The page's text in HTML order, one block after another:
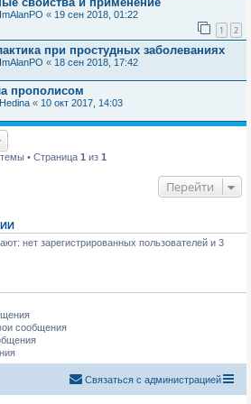
ImAlanPO « 19 сен 2018, 01:22
1 2
при простудных заболеваниях
ImAlanPO « 18 сен 2018, 17:42
прополисом
Hedina « 10 окт 2017, 14:03
• Страница 1 из 1
Перейти
нет зарегистрированных пользователей и 3
сообщения
Связаться с администрацией